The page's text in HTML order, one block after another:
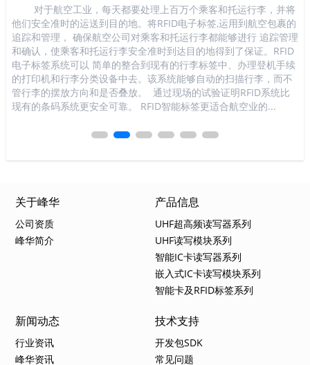
对于航空工业，每天都要处理上百万个乘客和托运行李，并将
他们安全准时的运送到目的地。将RFID电子标签,运用到航空包裹的
追踪和管理， 确保航空公司对乘客和托运行李都能够进行 追踪管理
和确认，使乘客和托运行李安全准时到达目的地得到了保证。RFID
电子标签系统可以 简单的整合到现有的行李标签中、办理登机手续
的打印机和行李分类设备中去。该系统能够自动的扫描行李，而不
管行李的摆放方向和是否叠放。 通过现场的试验证明RFID系统比
现有的条码系统更安全可靠。 RFID智能标签更适合航空业的...
关于峰华
公司资质
峰华简介
产品信息
UHF超高频读写器系列
UHF读写模块系列
智能IC卡读写器系列
嵌入式IC卡读写模块系列
智能卡及RFID标签系列
新闻动态
行业资讯
峰华资讯
技术支持
开发包SDK
常见问题